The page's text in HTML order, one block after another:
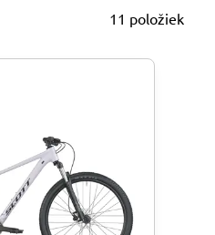
11 položiek